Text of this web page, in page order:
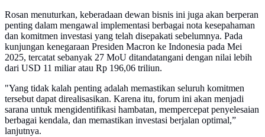
Rosan menuturkan, keberadaan dewan bisnis ini juga akan berperan
penting dalam mengawal implementasi berbagai nota kesepahaman
dan komitmen investasi yang telah disepakati sebelumnya. Pada
kunjungan kenegaraan Presiden Macron ke Indonesia pada Mei
2025, tercatat sebanyak 27 MoU ditandatangani dengan nilai lebih
dari USD 11 miliar atau Rp 196,06 triliun.
"Yang tidak kalah penting adalah memastikan seluruh komitmen
tersebut dapat direalisasikan. Karena itu, forum ini akan menjadi
sarana untuk mengidentifikasi hambatan, mempercepat penyelesaian
berbagai kendala, dan memastikan investasi berjalan optimal,”
lanjutnya.